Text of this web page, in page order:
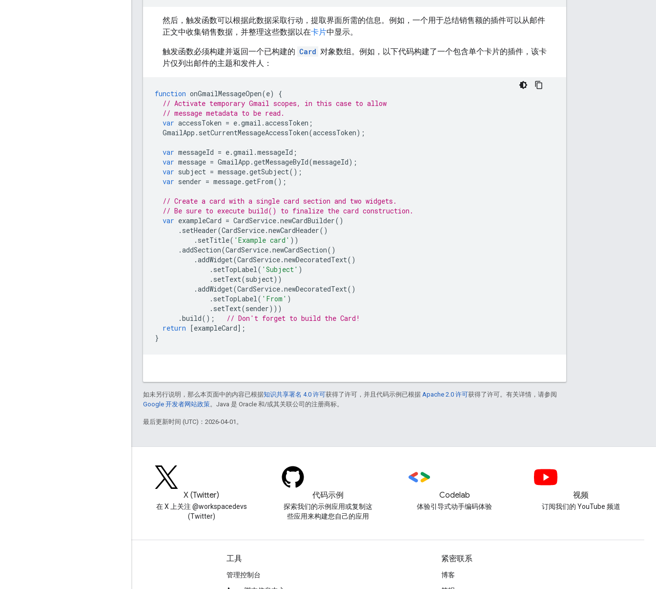
然后，触发函数可以根据此数据采取行动，提取界面所需的信息。例如，一个用于总结销售额的插件可以从邮件
正文中收集销售数据，并整理这些数据以在卡片中显示。
触发函数必须构建并返回一个已构建的 Card 对象数组。例如，以下代码构建了一个包含单个卡片的插件，该卡
片仅列出邮件的主题和发件人：
function onGmailMessageOpen(e)
{
// Activate temporary Gmail scopes, in this case to allow
// message metadata to be read.
var accessToken = e.gmail .accessToken ;
GmailApp . setCurrentMessageAccessToken(accessToken);
var messageId = e.gmail .messageId ;
var message = GmailApp .getMessageById(messageId);
var subject = message.getSubject();
var sender = message.getFrom();
// Create a card with a single card section and two widgets.
// Be sure to execute build() to finalize the card construction.
var exampleCard = CardService.newCardBuilder()
. setHeader(CardService.newCardHeader()
. setTitle( 'Example card' ))
.addSection(CardService.newCardSection()
.addWidget(CardService.newDecoratedText()
. setTopLabel( 'Subject' )
. setText(subject))
.addWidget(CardService.newDecoratedText()
. setTopLabel( 'From' )
. setText(sender)))
.build();
// Don't forget to build the Card!
return [exampleCard];
}
如未另行说明，那么本页面中的内容已根据知识共享署名 4.0 许可获得了许可，并且代码示例已根据 Apache 2.0 许可获得了许可。有关详情，请参阅
Google 开发者网站政策。Java 是 Oracle 和/或其关联公司的注册商标。
最后更新时间 (UTC)：2026-04-01。
X (Twitter)
在 X 上关注 @workspacedevs
(Twitter)
代码示例
探索我们的示例应用或复制这
些应用来构建您自己的应用
Codelab
体验引导式动手编码体验
视频
订阅我们的 YouTube 频道
工具
管理控制台
紧密联系
博客